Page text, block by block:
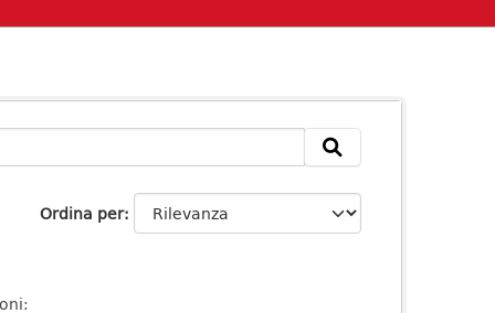
Ordina per